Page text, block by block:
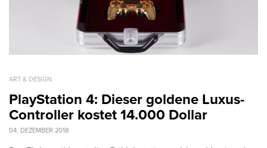
ART & DESIGN
PlayStation 4: Dieser goldene Luxus-
Controller kostet 14.000 Dollar
04. DEZEMBER 2018